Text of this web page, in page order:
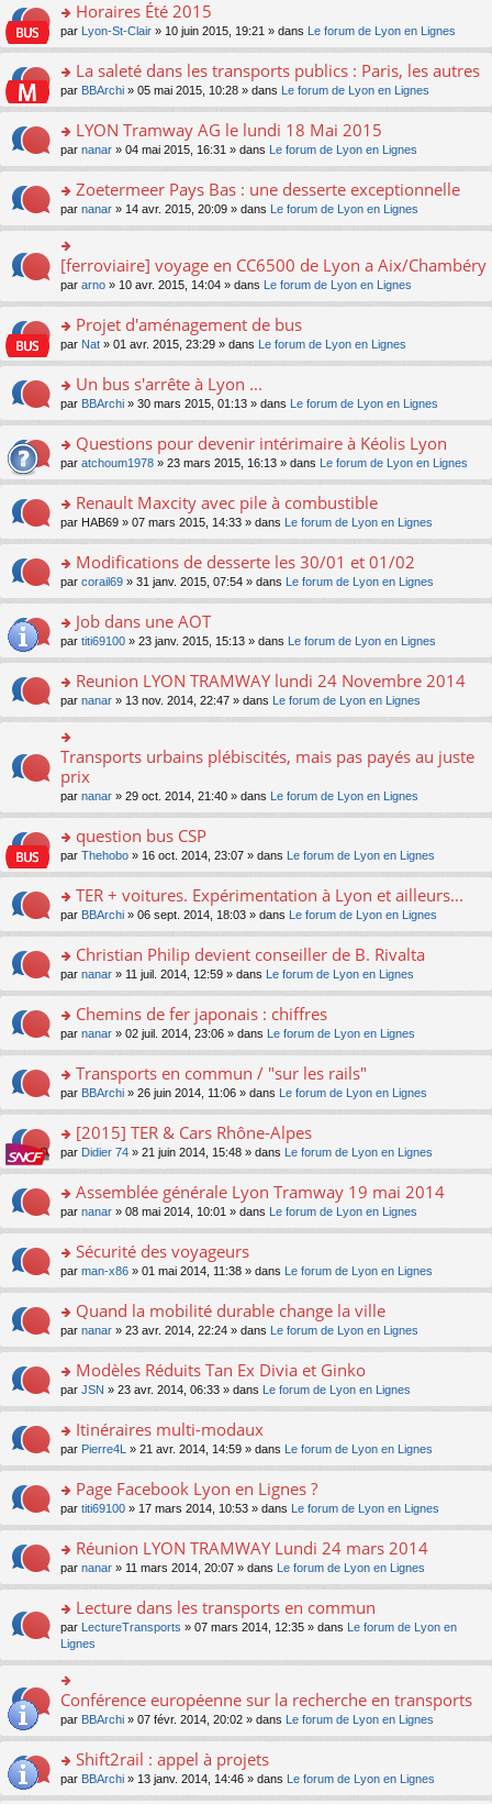
ult
er
le
m
e
a
g
e
n
n
le
u
s
c
e
nt
o
n
ult
er
le
m
e
a
g
e
n
o
lu
pl
u
s
c
e
nt
Horaires Été 2015
par Lyon-St-Clair » 10 juin 2015, 19:21 » dans Le forum de Lyon en Lignes
o
n
ult
er
le
m
e
s
g
e
n
o
lu
pl
u
s
c
e
nt
La saleté dans les transports publics : Paris, les autres
par BBArchi » 05 mai 2015, 10:28 » dans Le forum de Lyon en Lignes
o
n
ult
er
le
m
e
s
g
e
n
o
lu
pl
u
s
c
e
nt
LYON Tramway AG le lundi 18 Mai 2015
par nanar » 04 mai 2015, 16:31 » dans Le forum de Lyon en Lignes
o
n
s
ult
er
le
m
e
s
g
e
n
o
lu
pl
u
s
c
e
nt
Zoetermeer Pays Bas : une desserte exceptionnelle
par nanar » 14 avr. 2015, 20:09 » dans Le forum de Lyon en Lignes
o
n
er
le
m
e
s
a
g
e
n
n
lu
le
pl
u
c
e
nt
[ferroviaire] voyage en CC6500 de Lyon a Aix/Chambéry
par arno » 10 avr. 2015, 14:04 » dans Le forum de Lyon en Lignes
o
n
ult
er
le
m
e
a
g
e
n
n
le
pl
u
ré
c
e
nt
Projet d'aménagement de bus
par Nat » 01 avr. 2015, 23:29 » dans Le forum de Lyon en Lignes
o
n
ult
er
le
m
e
a
g
e
n
n
le
pl
u
s
ré
c
e
nt
Un bus s'arrête à Lyon ...
par BBArchi » 30 mars 2015, 01:13 » dans Le forum de Lyon en Lignes
o
n
ult
er
le
m
e
a
g
e
n
n
le
u
s
e
nt
Questions pour devenir intérimaire à Kéolis Lyon
par atchoum1978 » 23 mars 2015, 16:13 » dans Le forum de Lyon en Lignes
o
n
ult
er
le
m
e
a
g
e
n
o
lu
le
pl
u
s
e
nt
Renault Maxcity avec pile à combustible
par HAB69 » 07 mars 2015, 14:33 » dans Le forum de Lyon en Lignes
o
n
ult
er
le
m
e
s
g
e
n
o
lu
le
pl
u
s
e
nt
Modifications de desserte les 30/01 et 01/02
par corail69 » 31 janv. 2015, 07:54 » dans Le forum de Lyon en Lignes
o
n
ult
er
le
m
s
s
a
e
n
o
lu
le
pl
u
s
e
nt
Job dans une AOT
par titi69100 » 23 janv. 2015, 15:13 » dans Le forum de Lyon en Lignes
o
n
s
ult
er
le
m
e
s
a
e
n
o
lu
le
pl
u
s
e
nt
Reunion LYON TRAMWAY lundi 24 Novembre 2014
par nanar » 13 nov. 2014, 22:47 » dans Le forum de Lyon en Lignes
o
n
s
ult
er
le
m
e
s
a
g
e
n
lu
le
pl
u
ré
c
e
nt
Transports urbains plébiscités, mais pas payés au juste
prix
par nanar » 29 oct. 2014, 21:40 » dans Le forum de Lyon en Lignes
o
n
ult
er
le
m
e
a
g
e
n
n
le
pl
u
ré
c
e
nt
question bus CSP
par Thehobo » 16 oct. 2014, 23:07 » dans Le forum de Lyon en Lignes
o
n
ult
er
le
m
e
a
g
e
n
n
le
pl
u
ré
c
e
nt
TER + voitures. Expérimentation à Lyon et ailleurs...
par BBArchi » 06 sept. 2014, 18:03 » dans Le forum de Lyon en Lignes
o
n
ult
er
le
m
e
a
g
e
n
n
le
pl
u
ré
c
e
nt
Christian Philip devient conseiller de B. Rivalta
par nanar » 11 juil. 2014, 12:59 » dans Le forum de Lyon en Lignes
o
n
ult
er
le
m
e
a
g
e
n
n
le
pl
u
ré
c
e
nt
Chemins de fer japonais : chiffres
par nanar » 02 juil. 2014, 23:06 » dans Le forum de Lyon en Lignes
o
n
ult
er
le
m
e
a
g
e
n
n
le
pl
u
ré
c
e
nt
Transports en commun / "sur les rails"
par BBArchi » 26 juin 2014, 11:06 » dans Le forum de Lyon en Lignes
o
n
ult
er
le
m
e
a
g
e
n
n
le
pl
u
ré
c
e
nt
[2015] TER & Cars Rhône-Alpes
par Didier 74 » 21 juin 2014, 15:48 » dans Le forum de Lyon en Lignes
o
n
ult
er
le
m
e
a
g
e
n
n
le
pl
u
ré
c
e
nt
Assemblée générale Lyon Tramway 19 mai 2014
par nanar » 08 mai 2014, 10:01 » dans Le forum de Lyon en Lignes
o
n
ult
er
le
m
e
a
g
e
n
n
le
pl
u
ré
c
e
nt
Sécurité des voyageurs
par man-x86 » 01 mai 2014, 11:38 » dans Le forum de Lyon en Lignes
o
n
ult
er
le
m
e
a
g
e
n
n
le
pl
s
ré
c
e
nt
Quand la mobilité durable change la ville
par nanar » 23 avr. 2014, 22:24 » dans Le forum de Lyon en Lignes
o
n
ult
er
le
m
e
a
g
e
n
n
pl
u
s
ré
e
nt
Modèles Réduits Tan Ex Divia et Ginko
par JSN » 23 avr. 2014, 06:33 » dans Le forum de Lyon en Lignes
o
n
ult
er
le
m
e
a
g
e
n
o
n
le
u
s
ré
Itinéraires multi-modaux
par Pierre4L » 21 avr. 2014, 14:59 » dans Le forum de Lyon en Lignes
o
n
ult
er
le
m
e
s
a
e
n
o
n
le
Page Facebook Lyon en Lignes ?
par titi69100 » 17 mars 2014, 10:53 » dans Le forum de Lyon en Lignes
o
n
ult
er
le
m
e
s
s
e
n
o
Réunion LYON TRAMWAY Lundi 24 mars 2014
par nanar » 11 mars 2014, 20:07 » dans Le forum de Lyon en Lignes
o
s
ult
er
le
m
e
s
s
Lecture dans les transports en commun
par LectureTransports » 07 mars 2014, 12:35 » dans
Le forum de Lyon en
Lignes
o
n
er
le
m
Conférence européenne sur la recherche en transports
par BBArchi » 07 févr. 2014, 20:02 » dans Le forum de Lyon en Lignes
o
n
Shift2rail : appel à projets
par BBArchi » 13 janv. 2014, 14:46 » dans Le forum de Lyon en Lignes